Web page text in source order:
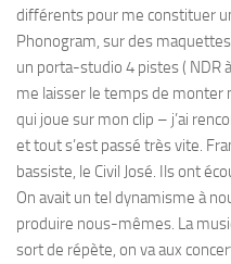
différents pour me constituer
Phonogram, sur des
un porta-studio 4 pistes ( NDR
me laisser le temps de monter
qui joue sur mon clip – j’ai
et tout s’est passé très vite.
bassiste, le Civil José. Ils ont
On avait un tel dynamisme à
produire nous-mêmes. La
sort de répète, on va aux